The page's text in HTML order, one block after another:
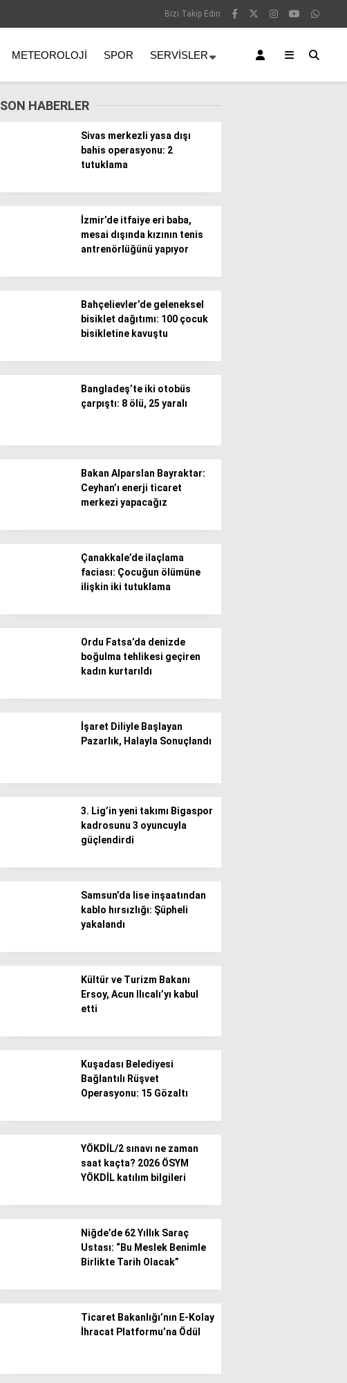
Bizi Takip Edin
METEOROLOJI SPOR SERVISLER
SON HABERLER
Sivas merkezli yasa dışı
bahis operasyonu: 2
tutuklama
İzmir’de itfaiye eri baba,
mesai dışında kızının tenis
antrenörlüğünü yapıyor
Bahçelievler’de geleneksel
bisiklet dağıtımı: 100 çocuk
bisikletine kavuştu
Bangladeş’te iki otobüs
çarpıştı: 8 ölü, 25 yaralı
Bakan Alparslan Bayraktar:
Ceyhan’ı enerji ticaret
merkezi yapacağız
Çanakkale’de ilaçlama
faciası: Çocuğun ölümüne
ilişkin iki tutuklama
Ordu Fatsa’da denizde
boğulma tehlikesi geçiren
kadın kurtarıldı
İşaret Diliyle Başlayan
Pazarlık, Halayla Sonuçlandı
3. Lig’in yeni takımı Bigaspor
kadrosunu 3 oyuncuyla
güçlendirdi
Samsun’da lise inşaatından
kablo hırsızlığı: Şüpheli
yakalandı
Kültür ve Turizm Bakanı
Ersoy, Acun Ilıcalı’yı kabul
etti
Kuşadası Belediyesi
Bağlantılı Rüşvet
Operasyonu: 15 Gözaltı
YÖKDİL/2 sınavı ne zaman
saat kaçta? 2026 ÖSYM
YÖKDİL katılım bilgileri
Niğde’de 62 Yıllık Saraç
Ustası: “Bu Meslek Benimle
Birlikte Tarih Olacak”
Ticaret Bakanlığı’nın E-Kolay
İhracat Platformu’na Ödül